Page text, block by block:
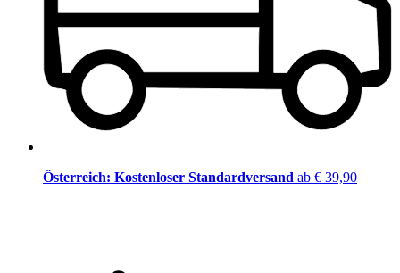
Österreich: Kostenloser Standardversand ab € 39,90